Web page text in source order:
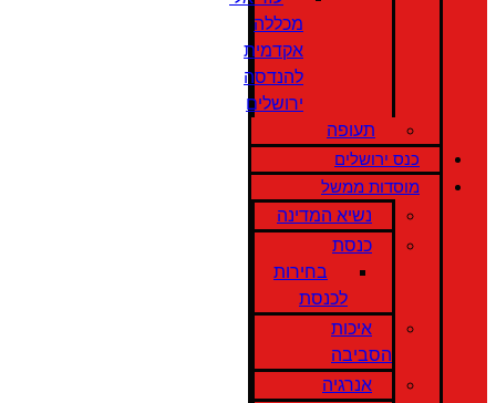
מכללה
אקדמית
להנדסה
ירושלים
תעופה
כנס ירושלים
מוסדות ממשל
נשיא המדינה
כנסת
בחירות
לכנסת
איכות
הסביבה
אנרגיה